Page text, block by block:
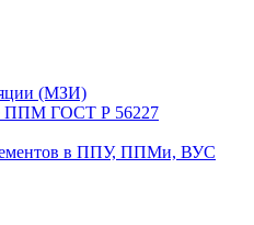
(МЗИ)
ППМ ГОСТ Р 56227
в ППУ, ППМи, ВУС